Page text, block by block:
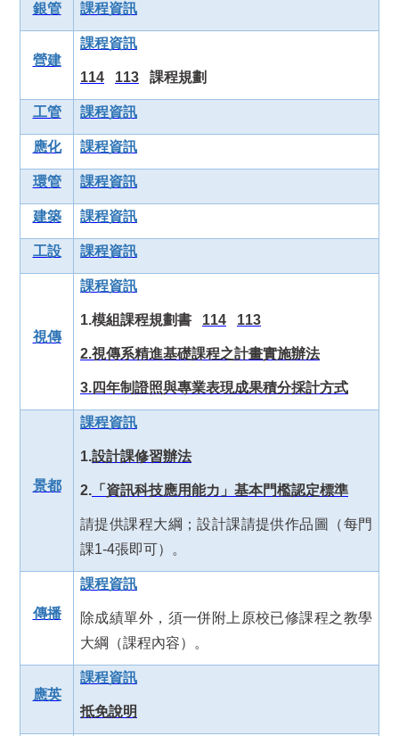
銀管 課程資訊
營建
課程資訊
114 113 課程規劃
工管 課程資訊
應化 課程資訊
環管 課程資訊
建築 課程資訊
工設 課程資訊
視傳
課程資訊
1.模組課程規劃書 114 113
2.視傳系精進基礎課程之計畫實施辦法
3.四年制證照與專業表現成果積分採計方式
景都
課程資訊
1.設計課修習辦法
2. 「資訊科技應用能力」基本門檻認定標準
請提供課程大綱；設計課請提供作品圖（每門
課1-4張即可）。
傳播
課程資訊
除成績單外，須一併附上原校已修課程之教學
大綱（課程內容）。
應英
課程資訊
抵免說明